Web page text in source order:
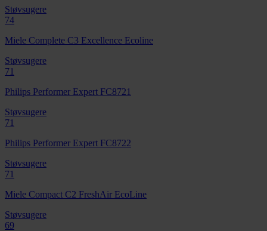
Støvsugere
74
Miele Complete C3 Excellence Ecoline
Støvsugere
71
Philips Performer Expert FC8721
Støvsugere
71
Philips Performer Expert FC8722
Støvsugere
71
Miele Compact C2 FreshAir EcoLine
Støvsugere
69